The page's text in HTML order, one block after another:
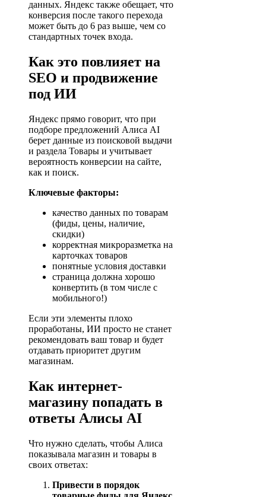
данных. Яндекс также обещает, что
конверсия после такого перехода
может быть до 6 раз выше, чем со
стандартных точек входа.
Как это повлияет на
SEO и продвижение
под ИИ
Яндекс прямо говорит, что при
подборе предложений Алиса AI
берет данные из поисковой выдачи
и раздела Товары и учитывает
вероятность конверсии на сайте,
как и поиск.
Ключевые факторы:
качество данных по товарам
(фиды, цены, наличие,
скидки)
корректная микроразметка на
карточках товаров
понятные условия доставки
страница должна хорошо
конвертить (в том числе с
мобильного!)
Если эти элементы плохо
проработаны, ИИ просто не станет
рекомендовать ваш товар и будет
отдавать приоритет другим
магазинам.
Как интернет-
магазину попадать в
ответы Алисы AI
Что нужно сделать, чтобы Алиса
показывала магазин и товары в
своих ответах:
Привести в порядок